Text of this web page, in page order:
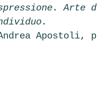
Arte
Apostoli,